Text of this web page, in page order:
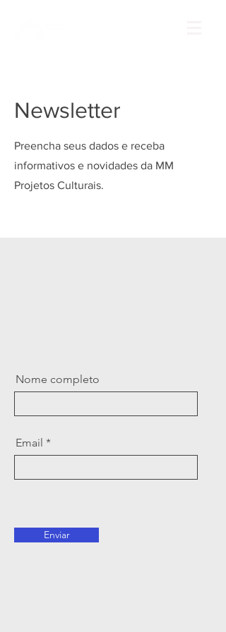
Newsletter
Preencha seus dados e receba
informativos e novidades da MM
Projetos Culturais.
Nome completo
Email
Enviar